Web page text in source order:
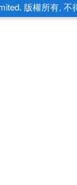
版權所有, 不